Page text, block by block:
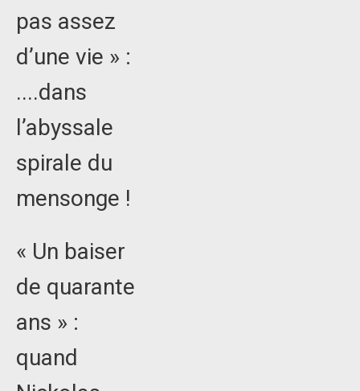
pas assez
d’une vie » :
....dans
l’abyssale
spirale du
mensonge !
« Un baiser
de quarante
ans » :
quand